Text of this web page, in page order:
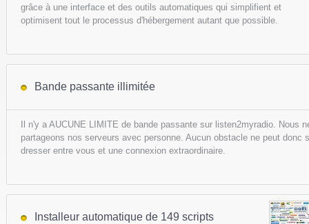
grâce à une interface et des outils automatiques qui simplifient et
optimisent tout le processus d'hébergement autant que possible.
Bande passante illimitée
Il n'y a AUCUNE LIMITE de bande passante sur listen2myradio. Nous
partageons nos serveurs avec personne. Aucun obstacle ne peut donc
dresser entre vous et une connexion extraordinaire.
Installeur automatique de 149 scripts